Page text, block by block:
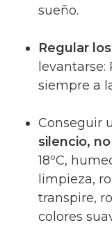
sueño.
Regular
siempre a
Conseguir
silencio,
18ºC,
limpieza,
transpire,
colores